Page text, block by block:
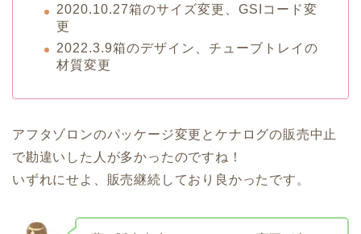
2020.10.27箱のサイズ変更、GSIコード変
更
2022.3.9箱のデザイン、チューブトレイの
材質変更
アフタゾロンのパッケージ変更とケナログの販売中止
で勘違いした人が多かったのですね！
いずれにせよ、販売継続しており良かったです。